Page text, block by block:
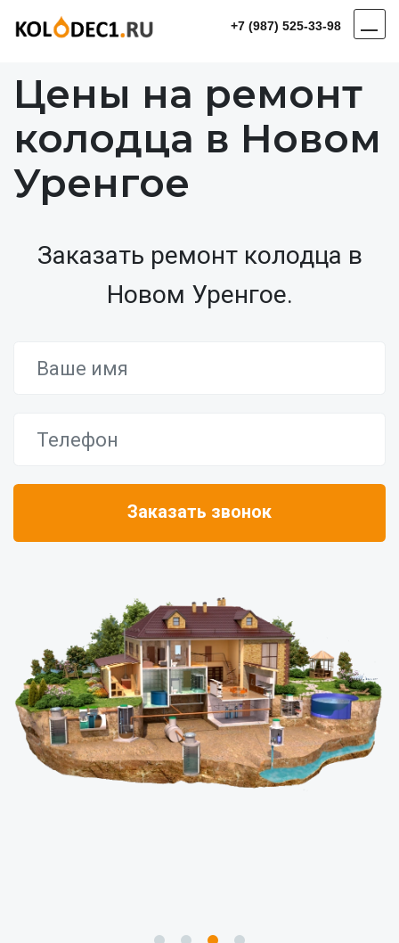
+7 (987) 525-33-98
Цены на ремонт
колодца в Новом
Уренгое
Заказать ремонт колодца в
Новом Уренгое.